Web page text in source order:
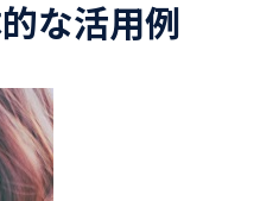
な活用例